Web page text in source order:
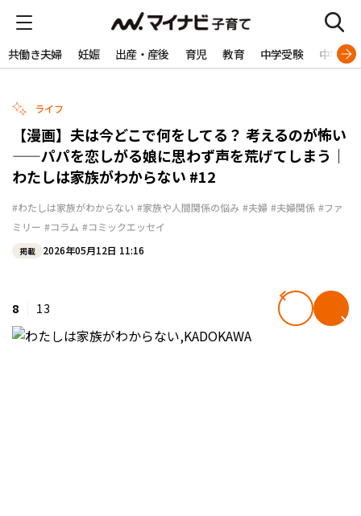
共働き夫婦 妊娠 出産・産後 育児 教育 中学受験 中学生
ライフ
【漫画】夫は今どこで何をしてる？ 考えるのが怖い
——パパを恋しがる娘に思わず声を荒げてしまう｜
わたしは家族がわからない #12
#わたしは家族がわからない #家族や人間関係の悩み #夫婦 #夫婦関係 #ファ
ミリー #コラム #コミックエッセイ
掲載 2026年05月12日 11:16
8 13